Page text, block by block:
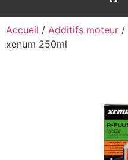
Accueil / Additifs moteur /
xenum 250ml